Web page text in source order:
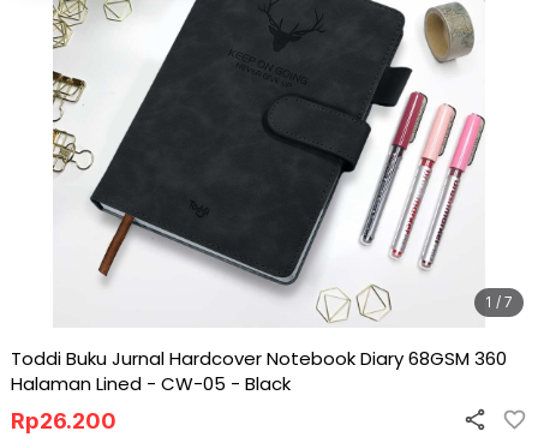
1 / 7
Toddi Buku Jurnal Hardcover Notebook Diary 68GSM 360
Halaman Lined - CW-05 - Black
Rp26.200